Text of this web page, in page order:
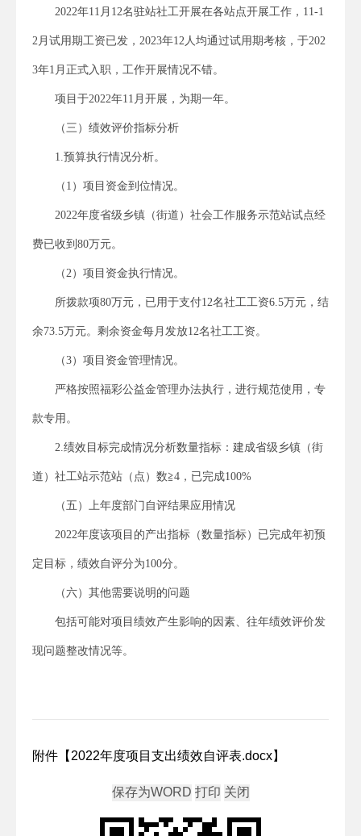
2022年11月12名驻站社工开展在各站点开展工作，11-1
2月试用期工资已发，2023年12人均通过试用期考核，于202
3年1月正式入职，工作开展情况不错。
项目于2022年11月开展，为期一年。
（三）绩效评价指标分析
1.预算执行情况分析。
（1）项目资金到位情况。
2022年度省级乡镇（街道）社会工作服务示范站试点经
费已收到80万元。
（2）项目资金执行情况。
所拨款项80万元，已用于支付12名社工工资6.5万元，结
余73.5万元。剩余资金每月发放12名社工工资。
（3）项目资金管理情况。
严格按照福彩公益金管理办法执行，进行规范使用，专
款专用。
2.绩效目标完成情况分析数量指标：建成省级乡镇（街
道）社工站示范站（点）数≧4，已完成100%
（五）上年度部门自评结果应用情况
2022年度该项目的产出指标（数量指标）已完成年初预
定目标，绩效自评分为100分。
（六）其他需要说明的问题
包括可能对项目绩效产生影响的因素、往年绩效评价发
现问题整改情况等。
附件【 2022年度项目支出绩效自评表.docx】